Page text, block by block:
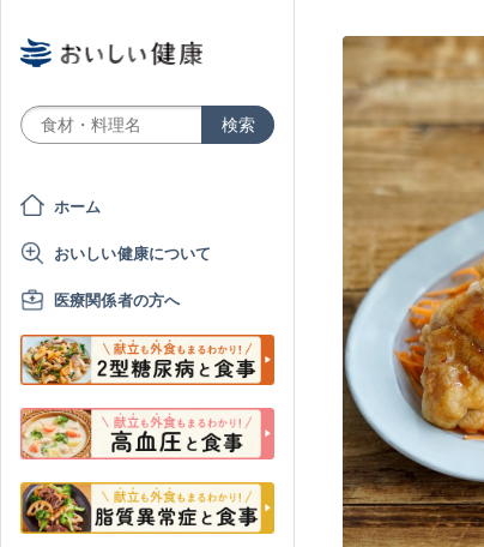
ホーム
おいしい健康について
医療関係者の方へ